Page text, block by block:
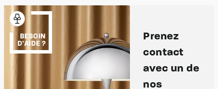
BESOIN
D'AIDE ?
Prenez
contact
avec un de
nos